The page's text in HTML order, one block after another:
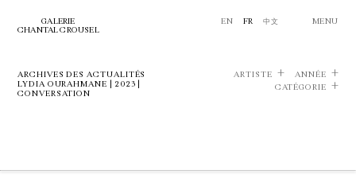
GALERIE
CHANTAL CROUSEL
EN FR 中文 MENU
ARCHIVES DES ACTUALITÉS
LYDIA OURAHMANE | 2023 |
CONVERSATION
ARTISTE
ANNÉE
CATÉGORIE